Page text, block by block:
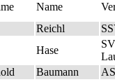
Name
Reichl
Hase
Baumann